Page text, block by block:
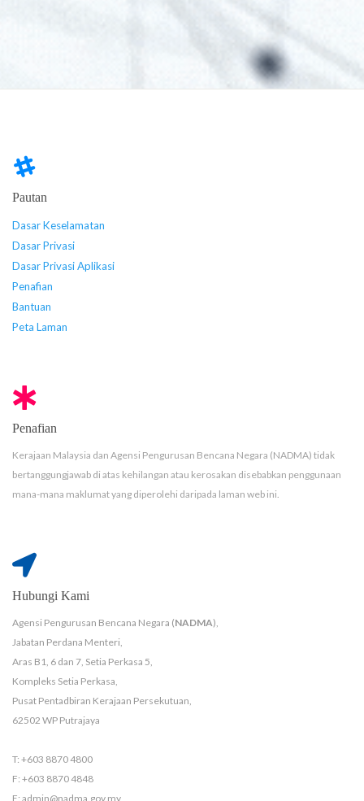
Pautan
Dasar Keselamatan
Dasar Privasi
Dasar Privasi Aplikasi
Penafian
Bantuan
Peta Laman
Penafian
Kerajaan Malaysia dan Agensi Pengurusan Bencana Negara (NADMA) tidak
bertanggungjawab di atas kehilangan atau kerosakan disebabkan penggunaan
mana-mana maklumat yang diperolehi daripada laman web ini.
Hubungi Kami
Agensi Pengurusan Bencana Negara (NADMA),
Jabatan Perdana Menteri,
Aras B1, 6 dan 7, Setia Perkasa 5,
Kompleks Setia Perkasa,
Pusat Pentadbiran Kerajaan Persekutuan,
62502 WP Putrajaya
T: +603 8870 4800
F: +603 8870 4848
E: admin@nadma.gov.my